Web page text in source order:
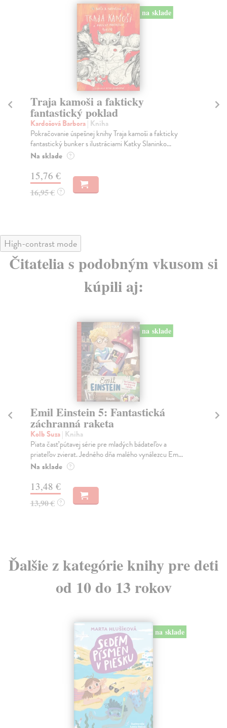
na sklade
Traja kamoši a fakticky
fantastický poklad
Kardošová Barbora| Kniha
Pokračovanie úspešnej knihy Traja kamoši a fakticky
fantastický bunker s ilustráciami Katky Slaninko...
Na sklade ?
15,76 €
16,95 € ?
High-contrast mode
Čitatelia s podobným vkusom si
kúpili aj:
na sklade
Emil Einstein 5: Fantastická
záchranná raketa
Kolb Suza| Kniha
Piata časť pútavej série pre mladých bádateľov a
priateľov zvierat. Jedného dňa malého vynálezcu Em...
Na sklade ?
13,48 €
13,90 € ?
Ďalšie z kategórie knihy pre deti
od 10 do 13 rokov
na sklade